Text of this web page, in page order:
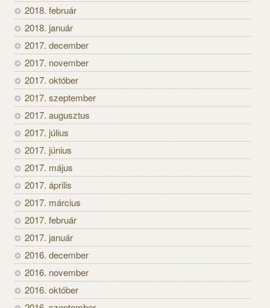
2018. február
2018. január
2017. december
2017. november
2017. október
2017. szeptember
2017. augusztus
2017. július
2017. június
2017. május
2017. április
2017. március
2017. február
2017. január
2016. december
2016. november
2016. október